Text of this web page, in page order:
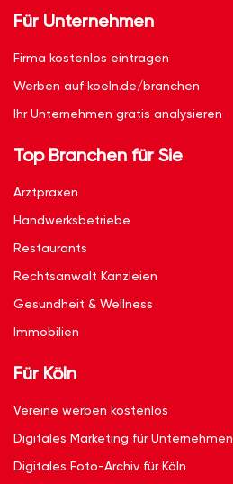
Für Unternehmen
Firma kostenlos eintragen
Werben auf koeln.de/branchen
Ihr Unternehmen gratis analysieren
Top Branchen für Sie
Arztpraxen
Handwerksbetriebe
Restaurants
Rechtsanwalt Kanzleien
Gesundheit & Wellness
Immobilien
Für Köln
Vereine werben kostenlos
Digitales Marketing für Unternehmen
Digitales Foto-Archiv für Köln